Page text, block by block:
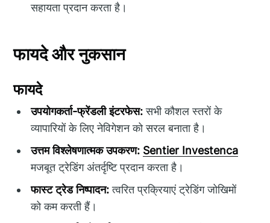
सहायता प्रदान करता है।
फायदे और नुकसान
फायदे
उपयोगकर्ता-फ्रेंडली इंटरफेस:सभी कौशल स्तरों के
व्यापारियों के लिए नेविगेशन को सरल बनाता है।
उत्तम विश्लेषणात्मक उपकरण: Sentier Investenca
मजबूत ट्रेडिंग अंतर्दृष्टि प्रदान करता है।
फास्ट ट्रेड निष्पादन:त्वरित प्रक्रियाएं ट्रेडिंग जोखिमों
को कम करती हैं।